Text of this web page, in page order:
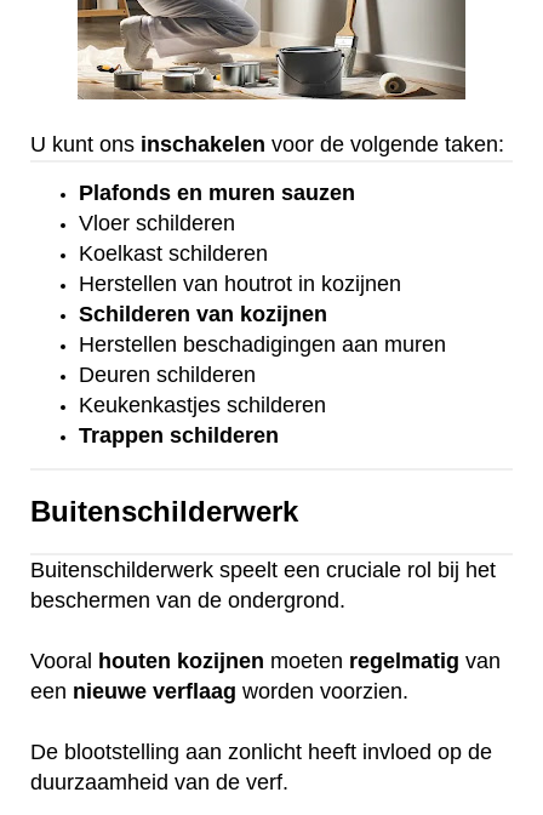
U kunt ons inschakelen voor de volgende taken:
Plafonds en muren sauzen
Vloer schilderen
Koelkast schilderen
Herstellen van houtrot in kozijnen
Schilderen van kozijnen
Herstellen beschadigingen aan muren
Deuren schilderen
Keukenkastjes schilderen
Trappen schilderen
Buitenschilderwerk
Buitenschilderwerk speelt een cruciale rol bij het
beschermen van de ondergrond.
Vooral houten kozijnen moeten regelmatig van
een nieuwe verflaag worden voorzien.
De blootstelling aan zonlicht heeft invloed op de
duurzaamheid van de verf.